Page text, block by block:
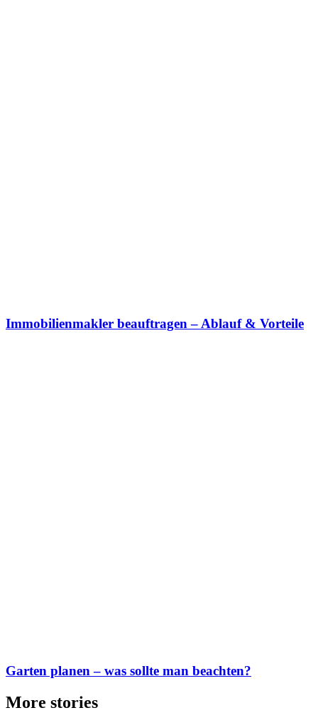
Immobilienmakler beauftragen – Ablauf & Vorteile
Garten planen – was sollte man beachten?
More stories